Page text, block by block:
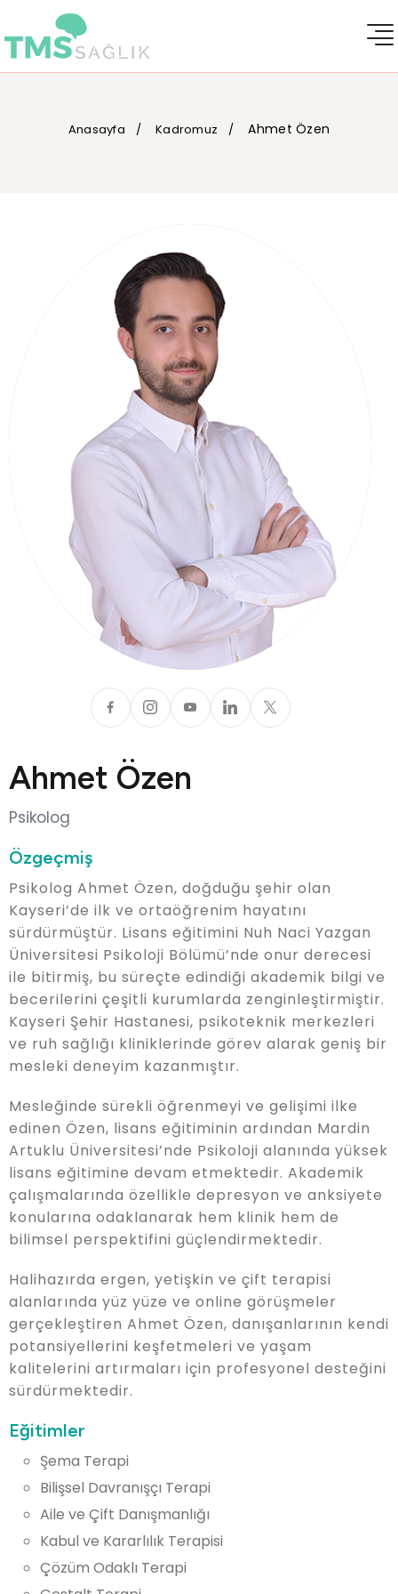
Anasayfa Kadromuz Ahmet Özen
Ahmet Özen
Psikolog
Özgeçmiş
Psikolog Ahmet Özen, doğduğu şehir olan
Kayseri’de ilk ve ortaöğrenim hayatını
sürdürmüştür. Lisans eğitimini Nuh Naci Yazgan
Üniversitesi Psikoloji Bölümü’nde onur derecesi
ile bitirmiş, bu süreçte edindiği akademik bilgi ve
becerilerini çeşitli kurumlarda zenginleştirmiştir.
Kayseri Şehir Hastanesi, psikoteknik merkezleri
ve ruh sağlığı kliniklerinde görev alarak geniş bir
mesleki deneyim kazanmıştır.
Mesleğinde sürekli öğrenmeyi ve gelişimi ilke
edinen Özen, lisans eğitiminin ardından Mardin
Artuklu Üniversitesi’nde Psikoloji alanında yüksek
lisans eğitimine devam etmektedir. Akademik
çalışmalarında özellikle depresyon ve anksiyete
konularına odaklanarak hem klinik hem de
bilimsel perspektifini güçlendirmektedir.
Halihazırda ergen, yetişkin ve çift terapisi
alanlarında yüz yüze ve online görüşmeler
gerçekleştiren Ahmet Özen, danışanlarının kendi
potansiyellerini keşfetmeleri ve yaşam
kalitelerini artırmaları için profesyonel desteğini
sürdürmektedir.
Eğitimler
Şema Terapi
Bilişsel Davranışçı Terapi
Aile ve Çift Danışmanlığı
Kabul ve Kararlılık Terapisi
Çözüm Odaklı Terapi